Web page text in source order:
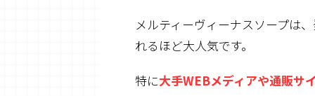
メルティーヴィーナスソープは
れるほど大人気です。
特に大手WEBメディアや通販サ